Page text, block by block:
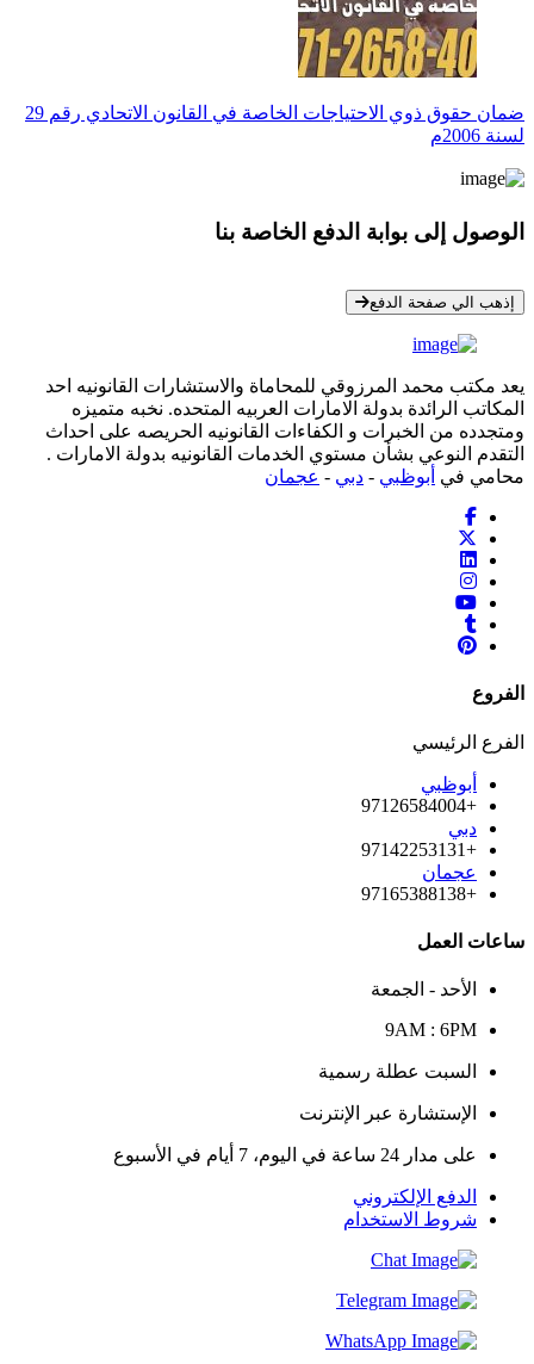
ضمان حقوق ذوي الاحتياجات الخاصة في القانون الاتحادي رقم 29
لسنة 2006م
الوصول إلى بوابة الدفع الخاصة بنا
إذهب الي صفحة الدفع
يعد مكتب محمد المرزوقي للمحاماة والاستشارات القانونيه احد
المكاتب الرائدة بدولة الامارات العربيه المتحده. نخبه متميزه
ومتجدده من الخبرات و الكفاءات القانونيه الحريصه على احداث
التقدم النوعي بشأن مستوي الخدمات القانونيه بدولة الامارات .
محامي في أبوظبي - دبي - عجمان
الفروع
الفرع الرئيسي
أبوظبي
+97126584004
دبي
+97142253131
عجمان
+97165388138
ساعات العمل
الأحد - الجمعة
9AM : 6PM
السبت عطلة رسمية
الإستشارة عبر الإنترنت
على مدار 24 ساعة في اليوم، 7 أيام في الأسبوع
الدفع الإلكتروني
شروط الاستخدام